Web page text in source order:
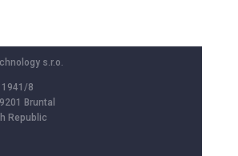
s.r.o.
8
Bruntal
Republic